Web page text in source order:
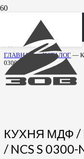
ежедневно c 10.00 до 21.00
ГЛАВНАЯ —КАТАЛОГ —
0300-N ТРЕНТ
КУХНЯ МДФ /
/ NCS S